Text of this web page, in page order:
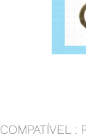
COMPATÍVEL :